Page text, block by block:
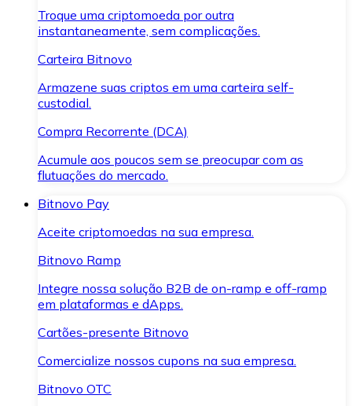
Troque uma criptomoeda por outra
instantaneamente, sem complicações.
Carteira Bitnovo
Armazene suas criptos em uma carteira self-
custodial.
Compra Recorrente (DCA)
Acumule aos poucos sem se preocupar com as
flutuações do mercado.
Bitnovo Pay
Aceite criptomoedas na sua empresa.
Bitnovo Ramp
Integre nossa solução B2B de on-ramp e off-ramp
em plataformas e dApps.
Cartões-presente Bitnovo
Comercialize nossos cupons na sua empresa.
Bitnovo OTC